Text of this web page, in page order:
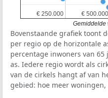
€ 250.000
€ 250.000 € 500.000
€ 500.000
Gemiddelde
Bovenstaande grafiek toont
per regio op de horizontale
percentage inwoners van
as. Iedere regio wordt als
van de cirkels hangt af van
gebied: hoe meer